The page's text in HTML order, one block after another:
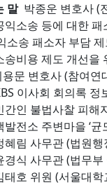
말박종운 변호사 (
익소송 등에 대한
소송 패소자 부담
송비용 제도 개선을
문 변호사 (참여
이사회 회의록
간인 불법사찰 피해
발전소 주변마을 ‘
혜림 사무관 (법원
경식 사무관 (법무
태호 위원 (서울대